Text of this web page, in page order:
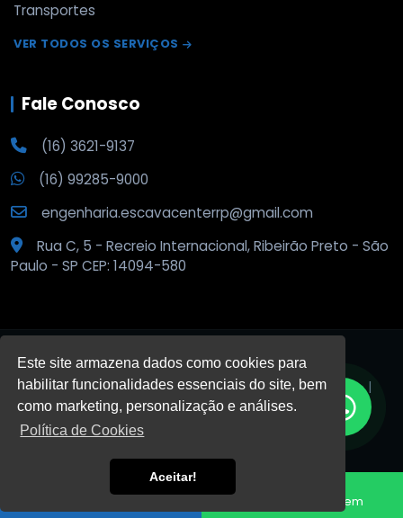
Este site armazena dados como cookies para
habilitar funcionalidades essenciais do site, bem
como marketing, personalização e análises.
Política de Cookies
Aceitar!
Transportes
VER TODOS OS SERVIÇOS
Fale Conosco
(16) 3621-9137
(16) 99285-9000
engenharia.escavacenterrp@gmail.com
Rua C, 5 - Recreio Internacional, Ribeirão Preto - São
Paulo - SP CEP: 14094-580
© 2026Escava Center .Todos os direitos reservados. |
Privacidade
HTML5 VALID CSS3 Enviar Mensagem